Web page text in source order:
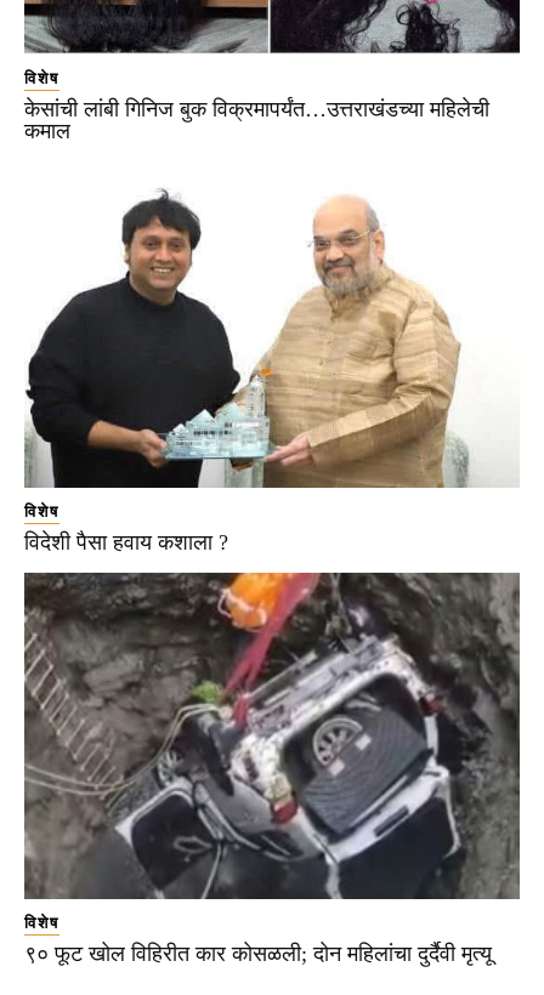
विशेष
केसांची लांबी गिनिज बुक विक्रमापर्यंत…उत्तराखंडच्या महिलेची
कमाल
विशेष
विदेशी पैसा हवाय कशाला ?
विशेष
९० फूट खोल विहिरीत कार कोसळली; दोन महिलांचा दुर्दैवी मृत्यू